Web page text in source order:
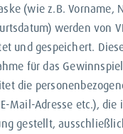
(wie z.B. Vorname,
werden von
und gespeichert.
für das
die
Mail-Adresse etc.), die
gestellt,